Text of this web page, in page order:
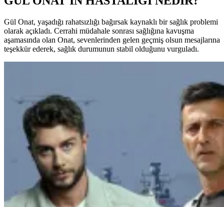
Gül Onat, yaşadığı rahatsızlığı bağırsak kaynaklı bir sağlık problemi
olarak açıkladı. Cerrahi müdahale sonrası sağlığına kavuşma
aşamasında olan Onat, sevenlerinden gelen geçmiş olsun mesajlarına
teşekkür ederek, sağlık durumunun stabil olduğunu vurguladı.